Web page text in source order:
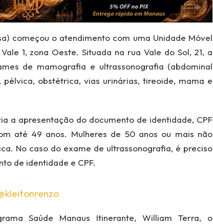
começou o atendimento com uma Unidade Móvel
1, zona Oeste. Situada na rua Vale do Sol, 21, a
de mamografia e ultrassonografia (abdominal
obstétrica, vias urinárias, tireoide, mama e
a apresentação do documento de identidade, CPF
até 49 anos. Mulheres de 50 anos ou mais não
No caso do exame de ultrassonografia, é preciso
de identidade e CPF.
Saúde Manaus Itinerante, William Terra, o